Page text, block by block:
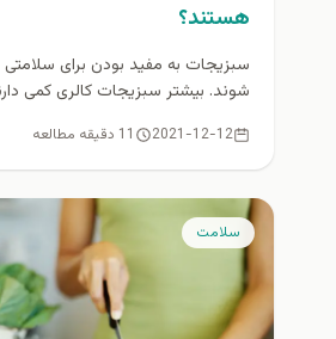
هستند؟
سبزیجات به مفید بودن برای
شوند. بیشتر سبزیجات کالری کمی
2021-12-12 11 دقیقه مطالعه
سلامت